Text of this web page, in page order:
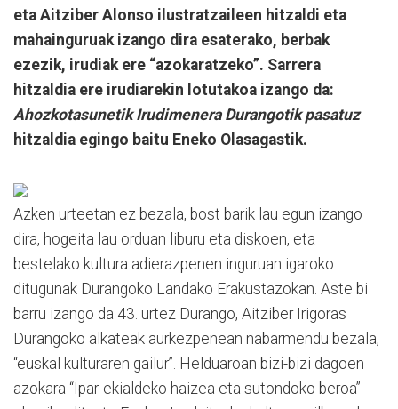
eta Aitziber Alonso ilustratzaileen hitzaldi eta
mahainguruak izango dira esaterako, berbak
ezezik, irudiak ere “azokaratzeko”. Sarrera
hitzaldia ere irudiarekin lotutakoa izango da:
Ahozkotasunetik Irudimenera Durangotik pasatuz
hitzaldia egingo baitu Eneko Olasagastik.
Azken urteetan ez bezala, bost barik lau egun izango
dira, hogeita lau orduan liburu eta diskoen, eta
bestelako kultura adierazpenen inguruan igaroko
ditugunak Durangoko Landako Erakustazokan. Aste bi
barru izango da 43. urtez Durango, Aitziber Irigoras
Durangoko alkateak aurkezpenean nabarmendu bezala,
“euskal kulturaren gailur”. Helduaroan bizi-bizi dagoen
azokara “Ipar-ekialdeko haizea eta sutondoko beroa”